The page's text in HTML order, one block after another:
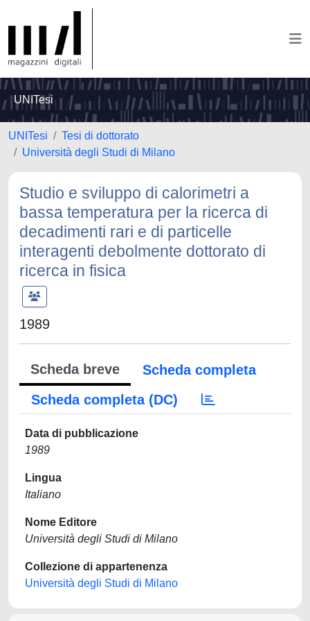
UNITesi
UNITesi
Tesi di dottorato
Università degli Studi di Milano
Studio e sviluppo di calorimetri a
bassa temperatura per la ricerca di
decadimenti rari e di particelle
interagenti debolmente dottorato di
ricerca in fisica
1989
Scheda breve
Scheda completa
Scheda completa (DC)
Data di pubblicazione
1989
Lingua
Italiano
Nome Editore
Università degli Studi di Milano
Collezione di appartenenza
Università degli Studi di Milano